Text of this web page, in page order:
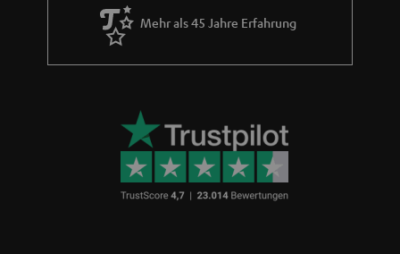
Mehr als 45 Jahre Erfahrung